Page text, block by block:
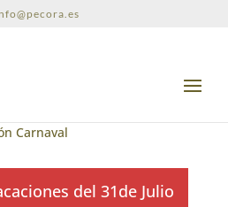
Carnaval
del 31de Julio